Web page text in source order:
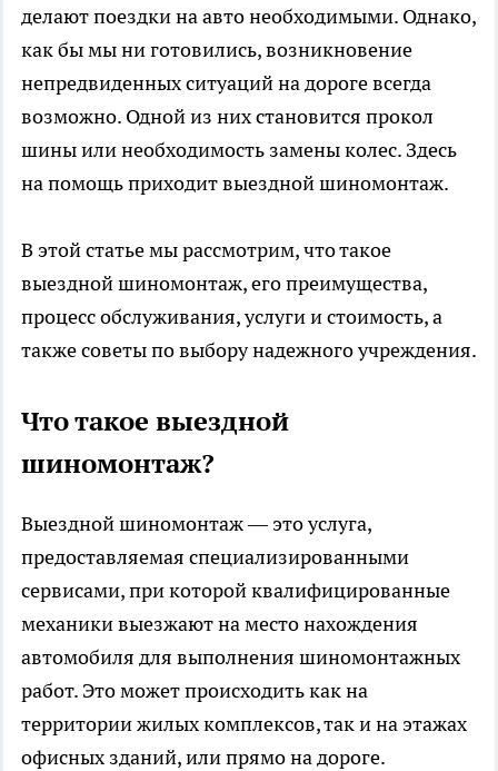
делают поездки на авто необходимыми. Однако,
как бы мы ни готовились, возникновение
непредвиденных ситуаций на дороге всегда
возможно. Одной из них становится прокол
шины или необходимость замены колес. Здесь
на помощь приходитвыездной шиномонтаж.
В этой статье мы рассмотрим, что такое
выездной шиномонтаж, его преимущества,
процесс обслуживания, услуги и стоимость, а
также советы по выбору надежного учреждения.
Что такое выездной
шиномонтаж?
Выездной шиномонтаж — это услуга,
предоставляемая специализированными
сервисами, при которой квалифицированные
механики выезжают на место нахождения
автомобиля для выполнения шиномонтажных
работ. Это может происходить как на
территории жилых комплексов, так и на этажах
офисных зданий, или прямо на дороге.